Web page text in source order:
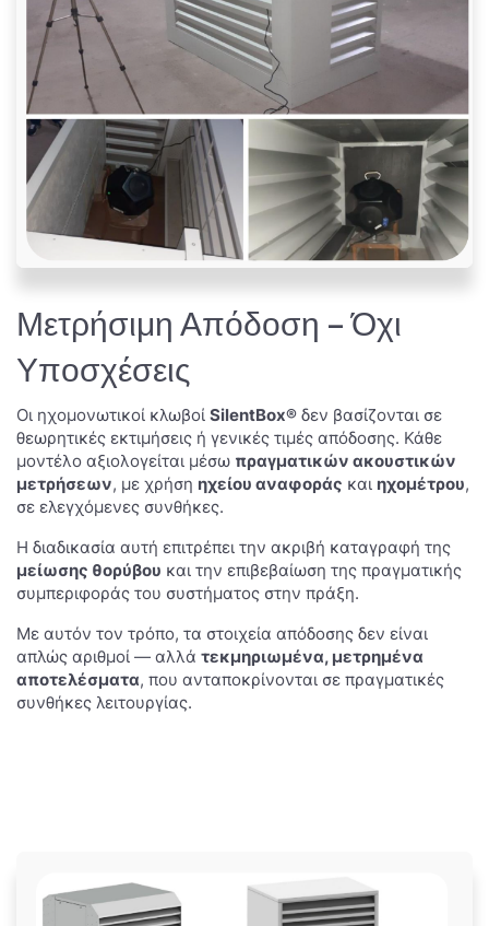
Μετρήσιμη Απόδοση – Όχι
Υποσχέσεις
Οι ηχομονωτικοί κλωβοί SilentBox® δεν βασίζονται σε
θεωρητικές εκτιμήσεις ή γενικές τιμές απόδοσης. Κάθε
μοντέλο αξιολογείται μέσω πραγματικών ακουστικών
μετρήσεων, με χρήση ηχείου αναφοράς και ηχομέτρου,
σε ελεγχόμενες συνθήκες.
Η διαδικασία αυτή επιτρέπει την ακριβή καταγραφή της
μείωσης θορύβου και την επιβεβαίωση της πραγματικής
συμπεριφοράς του συστήματος στην πράξη.
Με αυτόν τον τρόπο, τα στοιχεία απόδοσης δεν είναι
απλώς αριθμοί — αλλά τεκμηριωμένα, μετρημένα
αποτελέσματα, που ανταποκρίνονται σε πραγματικές
συνθήκες λειτουργίας.